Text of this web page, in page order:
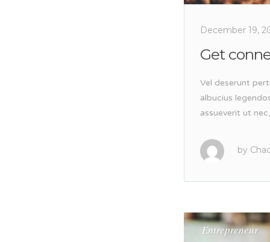
December 19,
Get
Vel deserunt
albucius
assueverit ut
by
Entrepreneur